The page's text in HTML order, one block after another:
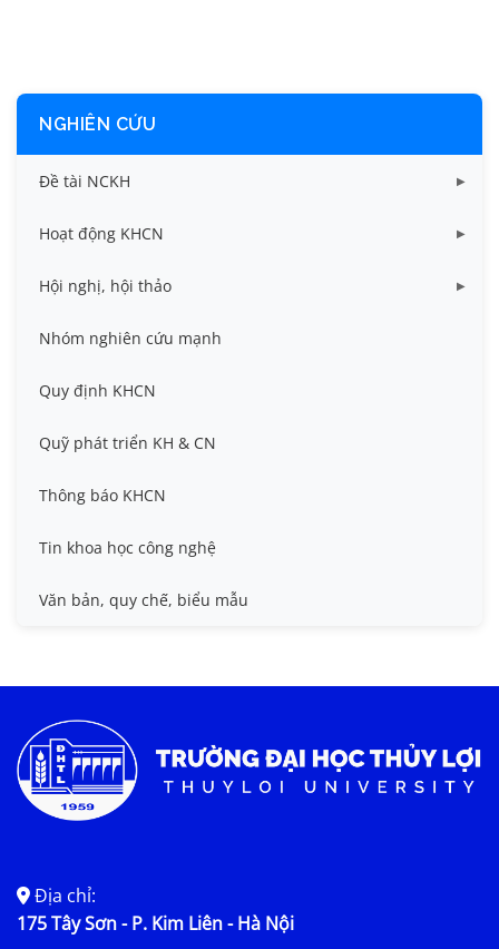
NGHIÊN CỨU
Đề tài NCKH
Dữ liệu Đề tài cấp Bộ
Dữ liệu Đề tài cấp Cơ sở
Hoạt động KHCN
Công bố khoa học
Đề tài cấp Bộ, Thành phố
Hội nghị, hội thảo
Hội nghị khoa học thường niên
Hội nghị Khoa học sinh viên
Hội nghị quốc tế và hội nghị khác
Nhóm nghiên cứu mạnh
Quy định KHCN
Quỹ phát triển KH & CN
Thông báo KHCN
Tin khoa học công nghệ
Văn bản, quy chế, biểu mẫu
Địa chỉ:
175 Tây Sơn - P. Kim Liên - Hà Nội